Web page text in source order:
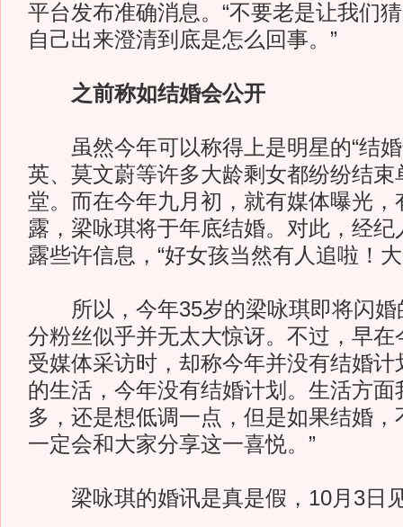
平台发布准确消息。“不要老是让我们
自己出来澄清到底是怎么回事。”
之前称如结婚会公开
虽然今年可以称得上是明星的“结婚
英、莫文蔚等许多大龄剩女都纷纷结束
堂。而在今年九月初，就有媒体曝光，
露，梁咏琪将于年底结婚。对此，经
露些许信息，“好女孩当然有人追啦！
所以，今年35岁的梁咏琪即将闪婚
分粉丝似乎并无太大惊讶。不过，早在
受媒体采访时，却称今年并没有结婚计
的生活，今年没有结婚计划。生活方面
多，还是想低调一点，但是如果结婚
一定会和大家分享这一喜悦。”
梁咏琪的婚讯是真是假，10月3日